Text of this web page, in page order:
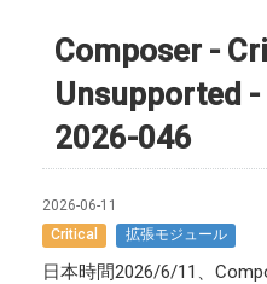
く
ず
Composer -
Unsupported -
2026-046
2026-06-11
Critical
拡張モジュール
日本時間2026/6/11、